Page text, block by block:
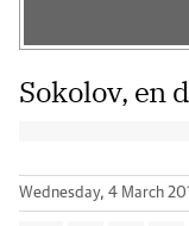
Sokolov, en
Wednesday, 4 March